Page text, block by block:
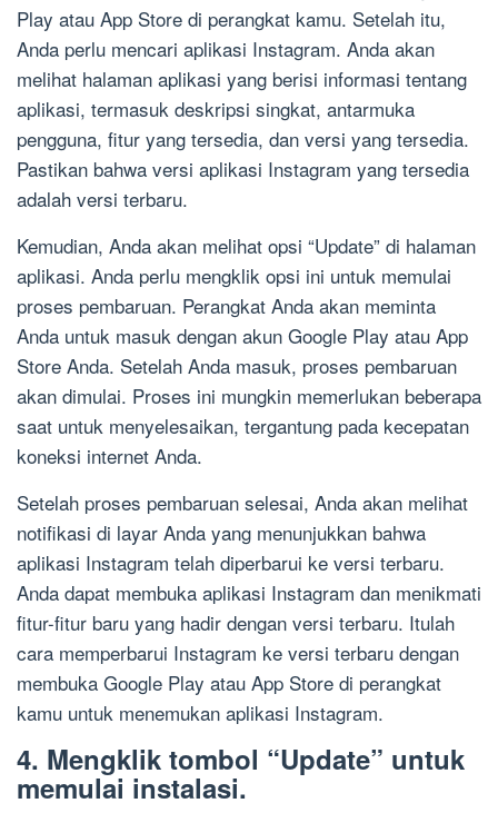
Play atau App Store di perangkat kamu. Setelah itu,
Anda perlu mencari aplikasi Instagram. Anda akan
melihat halaman aplikasi yang berisi informasi tentang
aplikasi, termasuk deskripsi singkat, antarmuka
pengguna, fitur yang tersedia, dan versi yang tersedia.
Pastikan bahwa versi aplikasi Instagram yang tersedia
adalah versi terbaru.
Kemudian, Anda akan melihat opsi “Update” di halaman
aplikasi. Anda perlu mengklik opsi ini untuk memulai
proses pembaruan. Perangkat Anda akan meminta
Anda untuk masuk dengan akun Google Play atau App
Store Anda. Setelah Anda masuk, proses pembaruan
akan dimulai. Proses ini mungkin memerlukan beberapa
saat untuk menyelesaikan, tergantung pada kecepatan
koneksi internet Anda.
Setelah proses pembaruan selesai, Anda akan melihat
notifikasi di layar Anda yang menunjukkan bahwa
aplikasi Instagram telah diperbarui ke versi terbaru.
Anda dapat membuka aplikasi Instagram dan menikmati
fitur-fitur baru yang hadir dengan versi terbaru. Itulah
cara memperbarui Instagram ke versi terbaru dengan
membuka Google Play atau App Store di perangkat
kamu untuk menemukan aplikasi Instagram.
4. Mengklik tombol “Update” untuk
memulai instalasi.